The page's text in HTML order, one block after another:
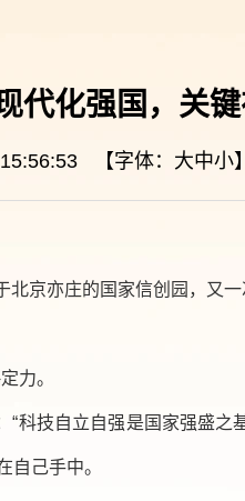
代化强国，关
【字体： 大中小】
京亦庄的国家信创园，又
力。
技自立自强是国家强盛之
自己手中。